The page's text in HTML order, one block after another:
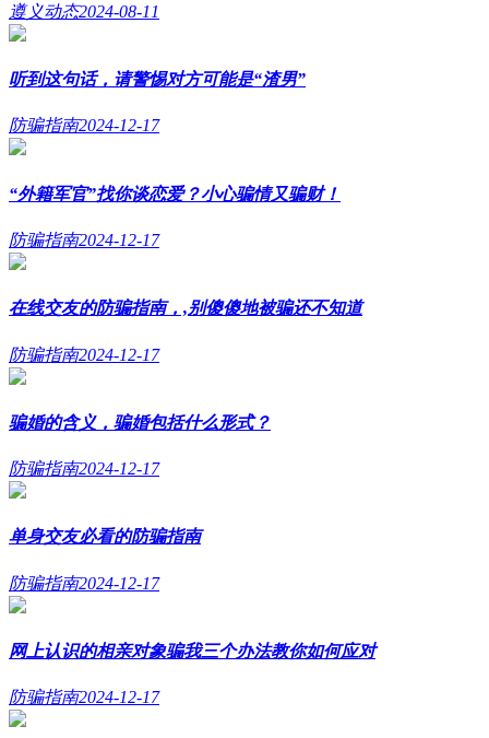
遵义动态2024-08-11
听到这句话，请警惕对方可能是“渣男”
防骗指南2024-12-17
“外籍军官”找你谈恋爱？小心骗情又骗财！
防骗指南2024-12-17
在线交友的防骗指南，,别傻傻地被骗还不知道
防骗指南2024-12-17
骗婚的含义，骗婚包括什么形式？
防骗指南2024-12-17
单身交友必看的防骗指南
防骗指南2024-12-17
网上认识的相亲对象骗我三个办法教你如何应对
防骗指南2024-12-17